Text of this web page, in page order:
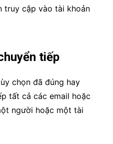
truy cập vào tài khoản
tiếp
chọn đã đúng hay
tất cả các email hoặc
người hoặc một tài